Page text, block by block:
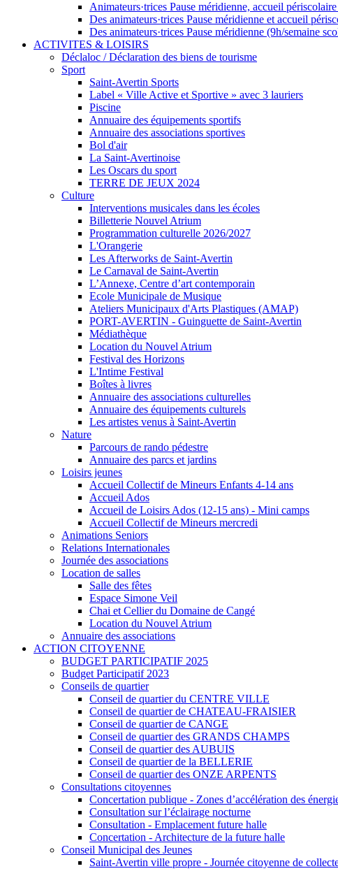
Animateurs·trices Pause méridienne, accueil
Des animateurs·trices Pause méridienne et accueil
Des animateurs·trices Pause méridienne (9h/semaine
ACTIVITES & LOISIRS
Déclaloc / Déclaration des biens de tourisme
Sport
Saint-Avertin Sports
Label « Ville Active et Sportive » avec 3 lauriers
Piscine
Annuaire des équipements sportifs
Annuaire des associations sportives
Bol d'air
La Saint-Avertinoise
Les Oscars du sport
TERRE DE JEUX 2024
Culture
Interventions musicales dans les écoles
Billetterie Nouvel Atrium
Programmation culturelle 2026/2027
L'Orangerie
Les Afterworks de Saint-Avertin
Le Carnaval de Saint-Avertin
L’Annexe, Centre d’art contemporain
Ecole Municipale de Musique
Ateliers Municipaux d'Arts Plastiques (AMAP)
PORT-AVERTIN - Guinguette de Saint-Avertin
Médiathèque
Location du Nouvel Atrium
Festival des Horizons
L'Intime Festival
Boîtes à livres
Annuaire des associations culturelles
Annuaire des équipements culturels
Les artistes venus à Saint-Avertin
Nature
Parcours de rando pédestre
Annuaire des parcs et jardins
Loisirs jeunes
Accueil Collectif de Mineurs Enfants 4-14 ans
Accueil Ados
Accueil de Loisirs Ados (12-15 ans) - Mini camps
Accueil Collectif de Mineurs mercredi
Animations Seniors
Relations Internationales
Journée des associations
Location de salles
Salle des fêtes
Espace Simone Veil
Chai et Cellier du Domaine de Cangé
Location du Nouvel Atrium
Annuaire des associations
ACTION CITOYENNE
BUDGET PARTICIPATIF 2025
Budget Participatif 2023
Conseils de quartier
Conseil de quartier du CENTRE VILLE
Conseil de quartier de CHATEAU-FRAISIER
Conseil de quartier de CANGE
Conseil de quartier des GRANDS CHAMPS
Conseil de quartier des AUBUIS
Conseil de quartier de la BELLERIE
Conseil de quartier des ONZE ARPENTS
Consultations citoyennes
Concertation publique - Zones d’accélération des
Consultation sur l’éclairage nocturne
Consultation - Emplacement future halle
Concertation - Architecture de la future halle
Conseil Municipal des Jeunes
Saint-Avertin ville propre - Journée citoyenne de